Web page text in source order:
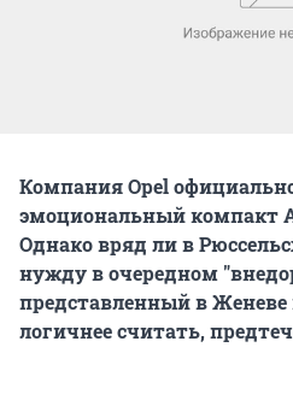
Компания Opel
эмоциональный компакт
Однако вряд ли в
нужду в очередном
представленный в Женеве
логичнее считать,